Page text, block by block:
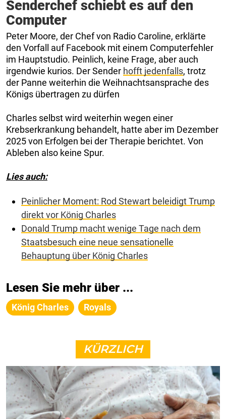
Senderchef schiebt es auf den
Computer
Peter Moore, der Chef von Radio Caroline, erklärte
den Vorfall auf Facebook mit einem Computerfehler
im Hauptstudio. Peinlich, keine Frage, aber auch
irgendwie kurios. Der Sender hofft jedenfalls, trotz
der Panne weiterhin die Weihnachtsansprache des
Königs übertragen zu dürfen
Charles selbst wird weiterhin wegen einer
Krebserkrankung behandelt, hatte aber im Dezember
2025 von Erfolgen bei der Therapie berichtet. Von
Ableben also keine Spur.
Lies auch:
Peinlicher Moment: Rod Stewart beleidigt Trump
direkt vor König Charles
Donald Trump macht wenige Tage nach dem
Staatsbesuch eine neue sensationelle
Behauptung über König Charles
Lesen Sie mehr über ...
König Charles Royals
KÜRZLICH